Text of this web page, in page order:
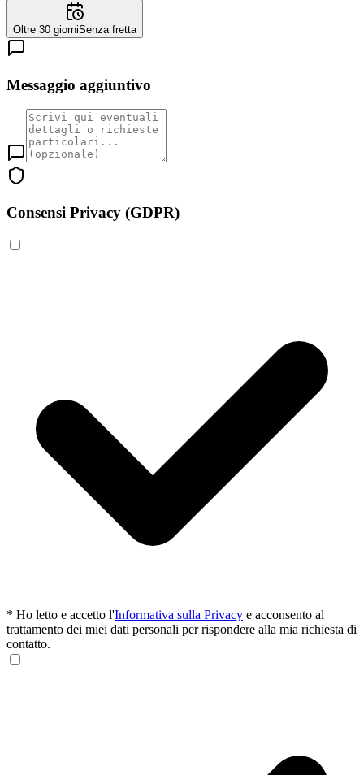
Oltre 30 giorniSenza fretta
Messaggio aggiuntivo
Consensi Privacy (GDPR)
* Ho letto e accetto l'Informativa sulla Privacy e acconsento al
trattamento dei miei dati personali per rispondere alla mia richiesta di
contatto.